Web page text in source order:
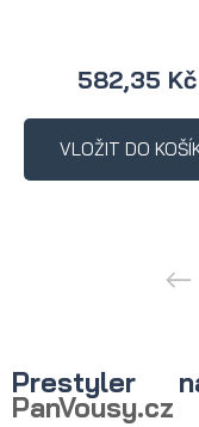
582,35 Kč
VLOŽIT DO
Prestyler
PanVousy.cz